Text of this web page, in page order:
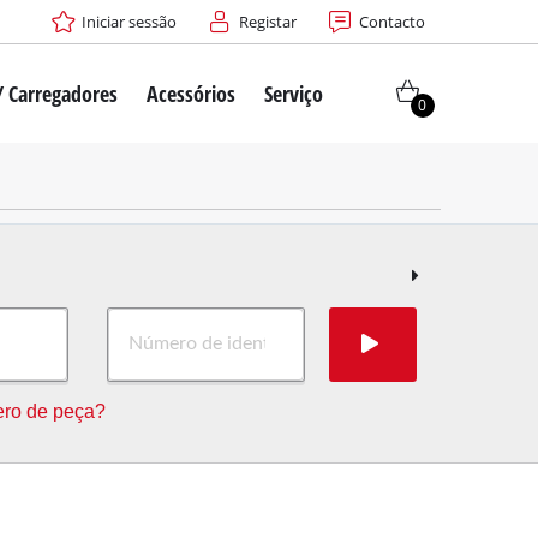
Iniciar sessão Registar Contacto
Acessórios Serviço 0
de peça?